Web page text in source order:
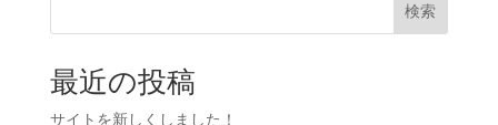
検索
最近の投稿
サイトを新しくしました！